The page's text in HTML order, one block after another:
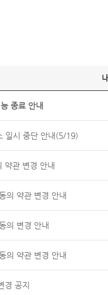
종료 안내
일시 중단 안내(5/19)
약관 변경 안내
동의 약관 변경 안내
의 변경 안내
동의 약관 변경 안내
경 공지